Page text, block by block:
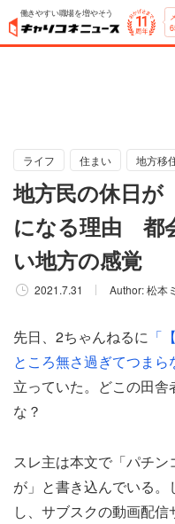
働きやすい職場を増やそう
ライフ 住まい 地方移
地方民の休日が
になる理由 都
い地方の感覚
2021.7.31 Author:松本
先日、2ちゃんねるに 「
ところ無さ過ぎてつまら
立っていた。どこの田
な？
スレ主は本文で「パチ
が」と書き込んでいる
し、サブスクの動画配